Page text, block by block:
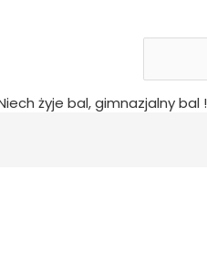
żyje bal, gimnazjalny bal !